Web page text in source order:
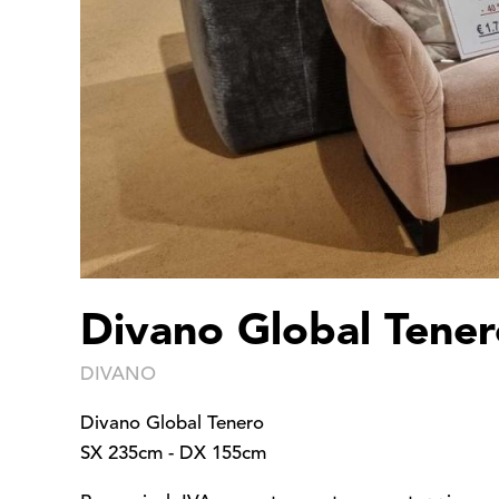
Divano Global
DIVANO
Divano Global Tenero
SX 235cm - DX 155cm